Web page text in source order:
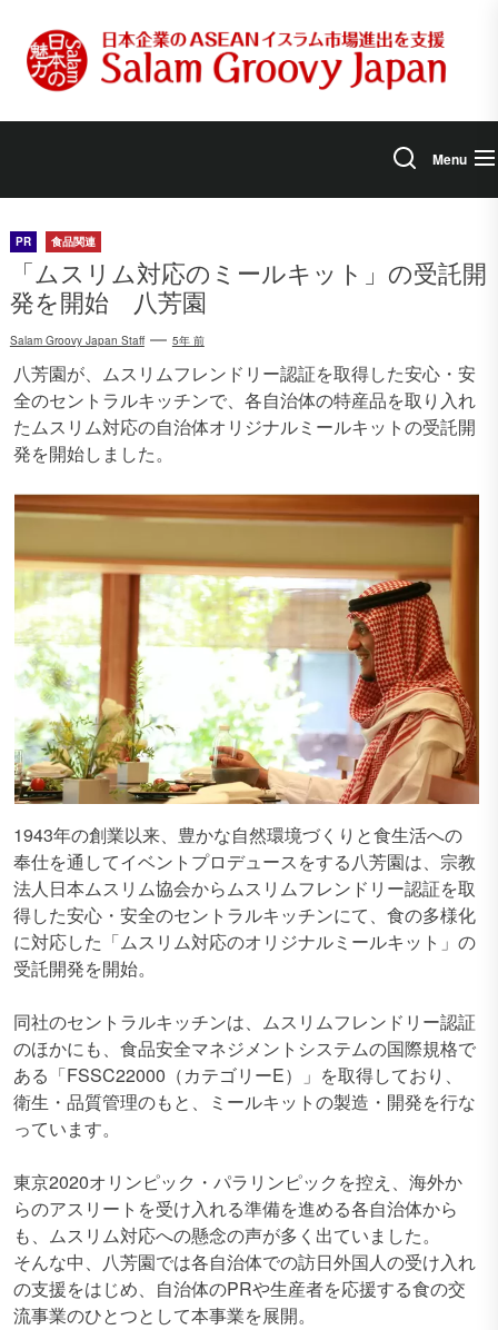
content
Menu
PR 食品関連
「ムスリム対応のミールキット」の受託開
発を開始 八芳園
Salam Groovy Japan Staff 5年 前
八芳園が、ムスリムフレンドリー認証を取得した安心・安
全のセントラルキッチンで、各自治体の特産品を取り入れ
たムスリム対応の自治体オリジナルミールキットの受託開
発を開始しました。
1943年の創業以来、豊かな自然環境づくりと食生活への
奉仕を通してイベントプロデュースをする八芳園は、宗教
法人日本ムスリム協会からムスリムフレンドリー認証を取
得した安心・安全のセントラルキッチンにて、食の多様化
に対応した「ムスリム対応のオリジナルミールキット」の
受託開発を開始。
同社のセントラルキッチンは、ムスリムフレンドリー認証
のほかにも、食品安全マネジメントシステムの国際規格で
ある「FSSC22000（カテゴリーE）」を取得しており、
衛生・品質管理のもと、ミールキットの製造・開発を行な
っています。
東京2020オリンピック・パラリンピックを控え、海外か
らのアスリートを受け入れる準備を進める各自治体から
も、ムスリム対応への懸念の声が多く出ていました。
そんな中、八芳園では各自治体での訪日外国人の受け入れ
の支援をはじめ、自治体のPRや生産者を応援する食の交
流事業のひとつとして本事業を展開。